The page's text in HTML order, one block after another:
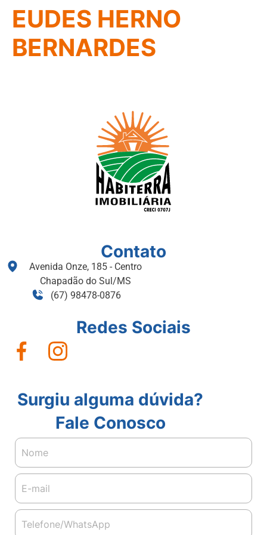
EUDES HERNO
BERNARDES
Contato
Avenida Onze, 185 - Centro
Chapadão do Sul/MS
(67) 98478-0876
Redes Sociais
Surgiu alguma dúvida?
Fale Conosco